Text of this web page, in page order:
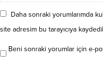
Daha sonraki yorumlarımda
site adresim bu tarayıcıya
Beni sonraki yorumlar için e-